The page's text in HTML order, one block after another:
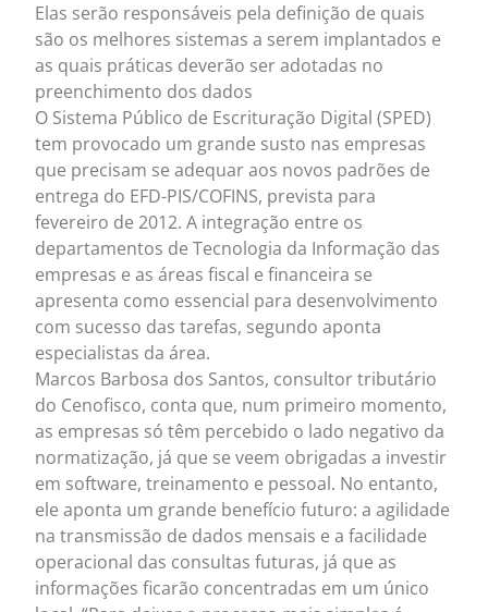
Elas serão responsáveis pela definição de quais
são os melhores sistemas a serem implantados e
as quais práticas deverão ser adotadas no
preenchimento dos dados
O Sistema Público de Escrituração Digital (SPED)
tem provocado um grande susto nas empresas
que precisam se adequar aos novos padrões de
entrega do EFD-PIS/COFINS, prevista para
fevereiro de 2012. A integração entre os
departamentos de Tecnologia da Informação das
empresas e as áreas fiscal e financeira se
apresenta como essencial para desenvolvimento
com sucesso das tarefas, segundo aponta
especialistas da área.
Marcos Barbosa dos Santos, consultor tributário
do Cenofisco, conta que, num primeiro momento,
as empresas só têm percebido o lado negativo da
normatização, já que se veem obrigadas a investir
em software, treinamento e pessoal. No entanto,
ele aponta um grande benefício futuro: a agilidade
na transmissão de dados mensais e a facilidade
operacional das consultas futuras, já que as
informações ficarão concentradas em um único